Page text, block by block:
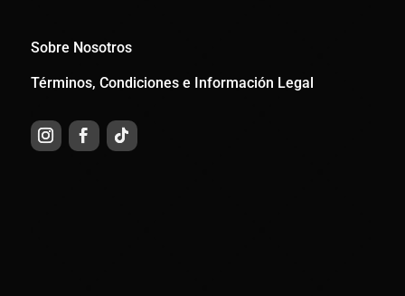
Sobre Nosotros
Términos, Condiciones e Información Legal